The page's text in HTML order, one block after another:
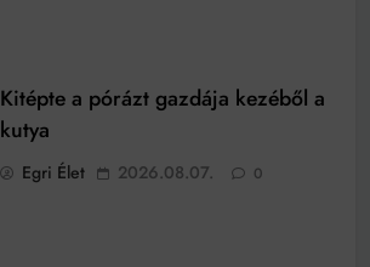
Kitépte a pórázt gazdája kezéből a
kutya
Egri Élet 2026.08.07. 0